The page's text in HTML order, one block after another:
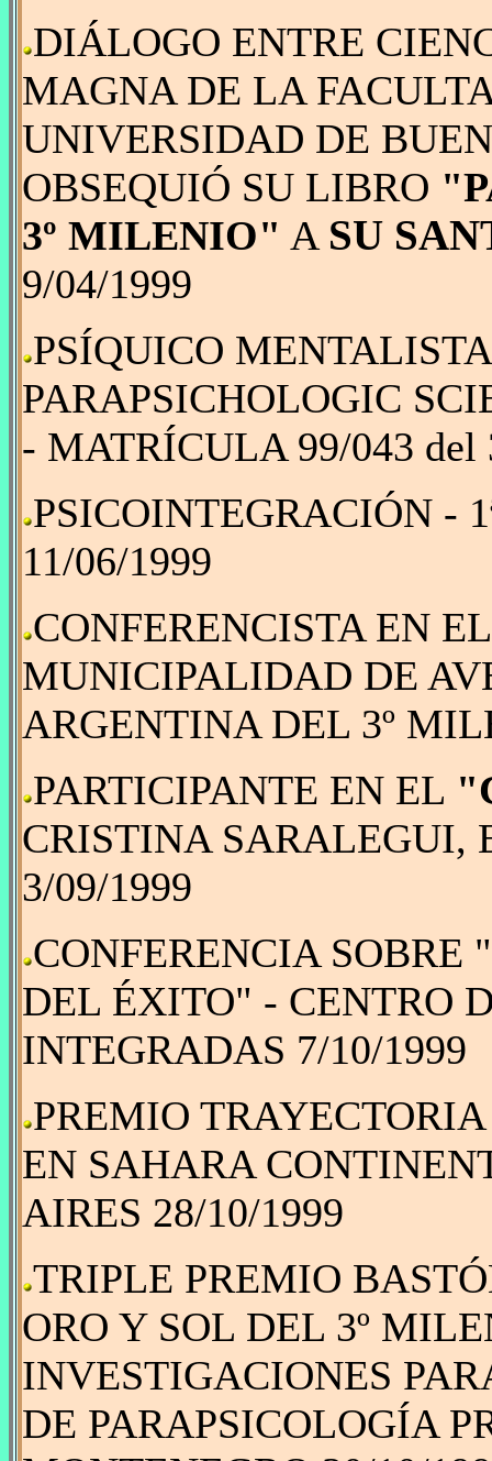
DIÁLOGO ENTRE
MAGNA DE LA
UNIVERSIDAD DE
OBSEQUIÓ SU LIBRO
3º MILENIO" A SU
9/04/1999
PSÍQUICO
PARAPSICHOLOGIC
- MATRÍCULA 99/043 del
PSICOINTEGRACIÓN -
11/06/1999
CONFERENCISTA EN
MUNICIPALIDAD DE
ARGENTINA DEL 3º
PARTICIPANTE EN EL
CRISTINA SARALEGUI,
3/09/1999
CONFERENCIA SOBRE
DEL ÉXITO" - CENTRO
INTEGRADAS 7/10/1999
PREMIO
EN SAHARA
AIRES 28/10/1999
TRIPLE PREMIO
ORO Y SOL DEL 3º
INVESTIGACIONES
DE PARAPSICOLOGÍA